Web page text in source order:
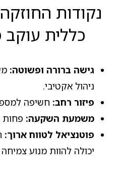
נקודות
כללית עוקב
גישה ברורה ופשוטה:
ניהול אקטיבי.
פיזור רחב: חשיפה
משמעת השקעה: פחות
פוטנציאל לטווח ארוך:
יכולה להוות מנוע